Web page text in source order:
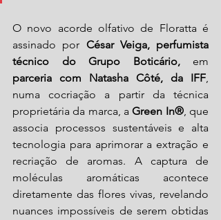
O novo acorde olfativo de Floratta é
assinado por César Veiga, perfumista
técnico do Grupo Boticário,
parceria com Natasha Côté, da IFF,
numa cocriação a partir da técnica
proprietária da marca, a Green In®, que
associa processos sustentáveis e alta
tecnologia para aprimorar a extração e
recriação de aromas. A captura de
moléculas aromáticas acontece
diretamente das flores vivas, revelando
nuances impossíveis de serem obtidas